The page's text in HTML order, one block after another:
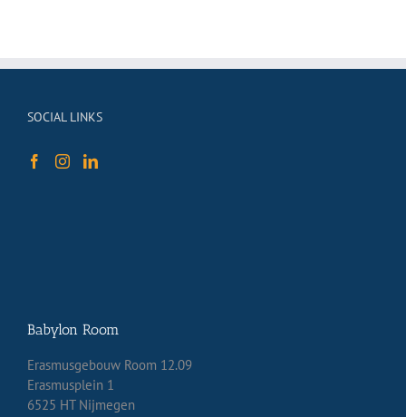
SOCIAL LINKS
Babylon Room
Erasmusgebouw Room 12.09
Erasmusplein 1
6525 HT Nijmegen